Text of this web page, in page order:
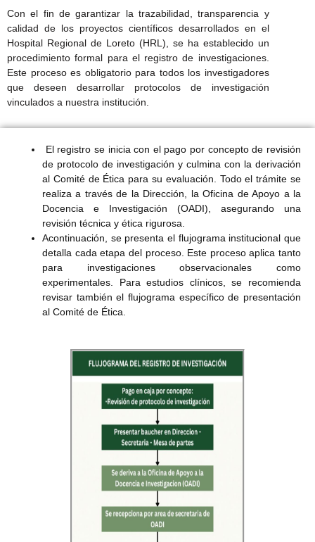
Con el fin de garantizar la trazabilidad, transparencia y
calidad de los proyectos científicos desarrollados en el
Hospital Regional de Loreto (HRL), se ha establecido un
procedimiento formal para el registro de investigaciones.
Este proceso es obligatorio para todos los investigadores
que deseen desarrollar protocolos de investigación
vinculados a nuestra institución.
El registro se inicia con el pago por concepto de revisión
de protocolo de investigación y culmina con la derivación
al Comité de Ética para su evaluación. Todo el trámite se
realiza a través de la Dirección, la Oficina de Apoyo a la
Docencia e Investigación (OADI), asegurando una
revisión técnica y ética rigurosa.
Acontinuación, se presenta el flujograma institucional que
detalla cada etapa del proceso. Este proceso aplica tanto
para investigaciones observacionales como
experimentales. Para estudios clínicos, se recomienda
revisar también el flujograma específico de presentación
al Comité de Ética.